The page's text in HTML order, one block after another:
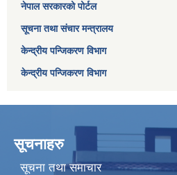
नेपाल सरकारको पोर्टल
सूचना तथा संचार मन्त्रालय
केन्द्रीय पन्जिकरण विभाग
केन्द्रीय पन्जिकरण विभाग
सूचनाहरु
सूचना तथा समाचार